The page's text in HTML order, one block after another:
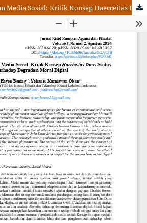
Identitas, Tubuh, dan Media Sosial: Kritik Konsep Haecceitas Duns Scotus terhadap Degradasi Moral Digital